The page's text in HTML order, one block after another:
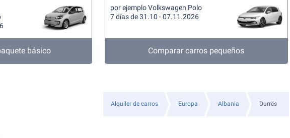
básico
por ejemplo Volkswagen Polo
7 días de 31.10 - 07.11.2026
Comparar carros pequeños
Alquiler de carros Europa Albania Durrës